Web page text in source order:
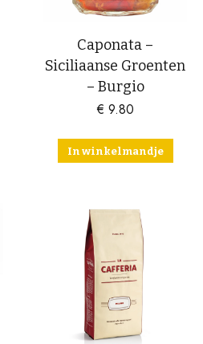
Caponata –
Siciliaanse Groenten
– Burgio
€ 9.80
In winkelmandje